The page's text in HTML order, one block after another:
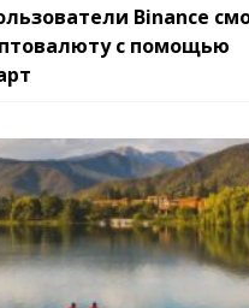
Binance
с помощью